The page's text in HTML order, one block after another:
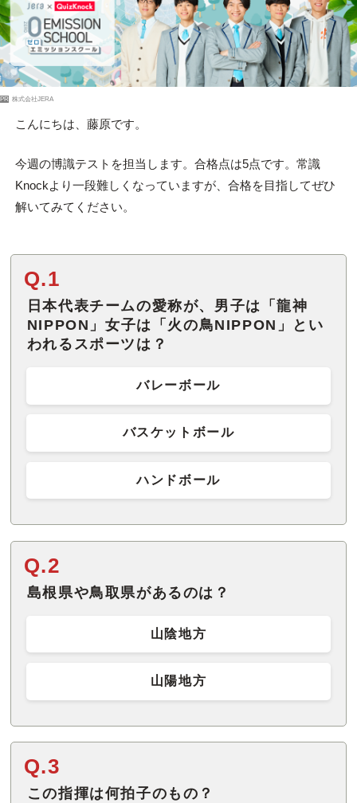
PR 株式会社JERA
こんにちは、藤原です。
今週の博識テストを担当します。合格点は5点です。常識
Knockより一段難しくなっていますが、合格を目指してぜひ
解いてみてください。
Q.1
日本代表チームの愛称が、男子は「龍神
NIPPON」女子は「火の鳥NIPPON」とい
われるスポーツは？
バレーボール
バスケットボール
ハンドボール
Q.2
島根県や鳥取県があるのは？
山陰地方
山陽地方
Q.3
この指揮は何拍子のもの？